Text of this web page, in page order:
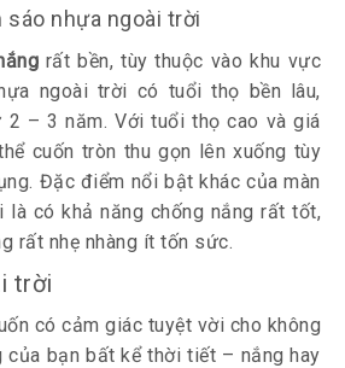
nhựa ngoài trời
rất bền, tùy thuộc vào khu vực
ngoài trời có tuổi thọ bền lâu,
2 – 3 năm. Với tuổi thọ cao và giá
cuốn tròn thu gọn lên xuống tùy
Đặc điểm nổi bật khác của màn
là có khả năng chống nắng rất tốt,
rất nhẹ nhàng ít tốn sức.
trời
có cảm giác tuyệt vời cho không
của bạn bất kể thời tiết – nắng hay